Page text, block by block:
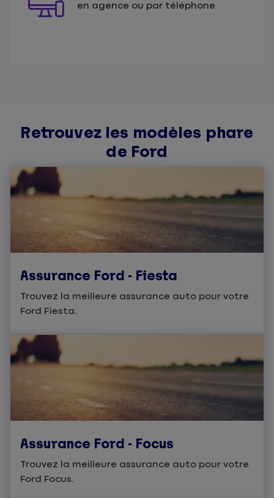
en agence ou par téléphone
Retrouvez les modèles phare
de Ford
Assurance Ford - Fiesta
Trouvez la meilleure assurance auto pour votre
Ford Fiesta.
Assurance Ford - Focus
Trouvez la meilleure assurance auto pour votre
Ford Focus.